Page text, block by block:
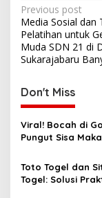
Post
Previous post
Media Sosial dan
Pelatihan untuk
Muda SDN 21 di
Sukarajabaru
Don't Miss
Viral! Bocah di
Pungut Sisa
Toto Togel dan
Togel: Solusi